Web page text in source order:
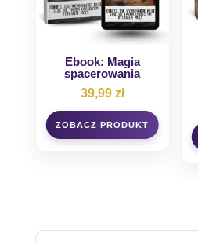
Ebook: Magia
spacerowania
39,99 zł